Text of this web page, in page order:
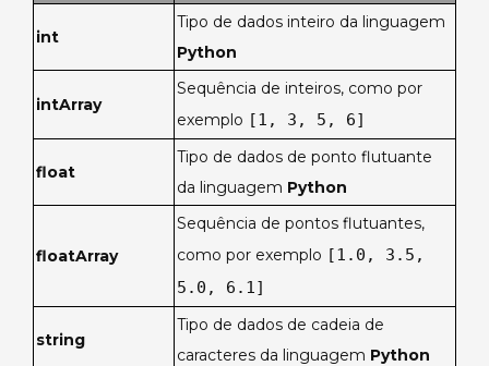
int
Tipo de dados inteiro da linguagem
Python
intArray
Sequência de inteiros, como por
exemplo [1, 3, 5, 6]
float
Tipo de dados de ponto flutuante
da linguagem Python
floatArray
Sequência de pontos flutuantes,
como por exemplo [1.0, 3.5,
5.0, 6.1]
string
Tipo de dados de cadeia de
caracteres da linguagem Python